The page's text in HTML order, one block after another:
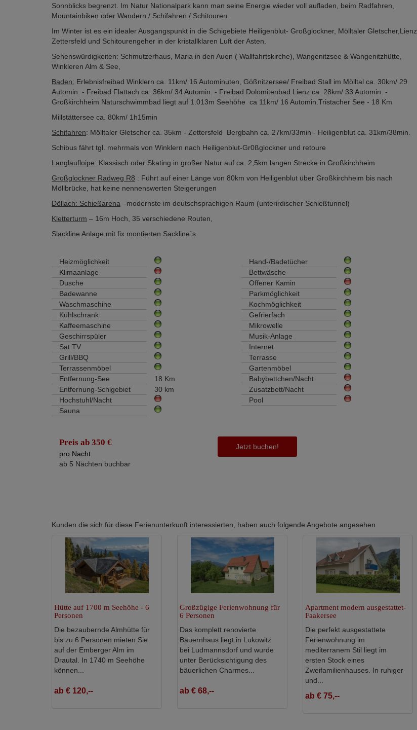
Sonnblicks begrenzt. Im Natur Nationalpark kann man seine Energie wieder voll aufladen, beim Radfahren,
Mountainbiken oder Wandern / Schifahren / Schitouren.
Im Winter ist es ein idealer Ausgangspunkt in die Schigebiete Heiligenblut- Großglockner, Mölltaler Gletscher,Lienz,
Zettersfeld und Schitourengeher in der kristallklaren Luft der Asten.
Sehenswürdigkeiten: Schmutzerhaus, Maria in den Auen ( Wallfahrtskirche), Wangenitzsee & Wangenitzhütte,
Winkleren Alm & See,
Baden: Erlebnisfreibad Winklern ca. 11km/ 16 Autominuten, Gößnitzersee/ Freibad Stall im Mölltal ca. 30km/ 29
Automin. - Freibad Flattach ca. 36km/ 34 Automin. - Freibad Dolomitenbad Lienz ca. 28km/ 33 Automin. -
Großkirchheim Naturschwimmbad liegt auf 1.013m Seehöhe ca 11km/ 16 Automin.Tristacher See - 18 Km
Millstättersee ca. 80km/ 1h15min
Schifahren: Mölltaler Gletscher ca. 35km - Zettersfeld Bergbahn ca. 27km/33min - Heiligenblut ca. 31km/38min.
Schibus fährt tgl. mehrmals von Winklern nach Heiligenblut-Gr0ßglockner und retoure
Langlaufloipe: Klassisch oder Skating in großer Natur auf ca. 2,5km langen Strecke in Großkirchheim
Großglockner Radweg R8 : Führt auf einer Länge von 80km von Heiligenblut über Großkirchheim bis nach
Möllbrücke, hat keine nennenswerten Steigerungen
Döllach: Schießarena –modernste im deutschsprachigen Raum (unterirdischer Schießtunnel)
Kletterturm – 16m Hoch, 35 verschiedene Routen,
Slackline Anlage mit fix montierten Sackline´s
Heizmöglichkeit
Hand-/Badetücher
Klimaanlage
Bettwäsche
Dusche
Offener Kamin
Badewanne
Parkmöglichkeit
Waschmaschine
Kochmöglichkeit
Kühlschrank
Gefrierfach
Kaffeemaschine
Mikrowelle
Geschirrspüler
Musik-Anlage
Sat TV
Internet
Grill/BBQ
Terrasse
Terrassenmöbel
Gartenmöbel
Entfernung-See
18 Km
Babybettchen/Nacht
Entfernung-Schigebiet
30 km
Zusatzbett/Nacht
Hochstuhl/Nacht
Pool
Sauna
Preis ab 350 €
pro Nacht
ab 5 Nächten buchbar
Jetzt buchen!
Kunden die sich für diese Ferienunterkunft interessierten, haben auch folgende Angebote angesehen
Hütte auf 1700 m Seehöhe - 6
Personen
Die bezaubernde Almhütte für
bis zu 6 Personen mieten Sie
auf der Emberger Alm im
Drautal. In 1740 m Seehöhe
können...
ab € 120,--
Großzügige Ferienwohnung für
6 Personen
Das komplett renovierte
Bauernhaus liegt in Lukowitz
bei Ludmannsdorf und wurde
unter Berücksichtigung des
bäuerlichen Charmes...
ab € 68,--
Apartment modern ausgestattet-
Faakersee
Die perfekt ausgestattete
Ferienwohnung im
mediterranem Stil liegt im
ersten Stock eines
Zweifamilienhauses. In ruhiger
und...
ab € 75,--